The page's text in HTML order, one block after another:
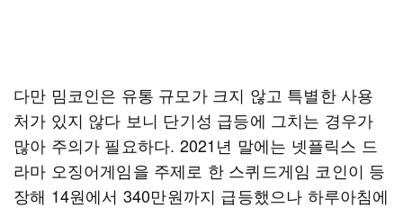
다만 밈코인은 유통 규모가 크지 않고 특별한 사용
처가 있지 않다 보니 단기성 급등에 그치는 경우가
많아 주의가 필요하다. 2021년 말에는 넷플릭스 드
라마 오징어게임을 주제로 한 스퀴드게임 코인이 등
장해 14원에서 340만원까지 급등했으나 하루아침에